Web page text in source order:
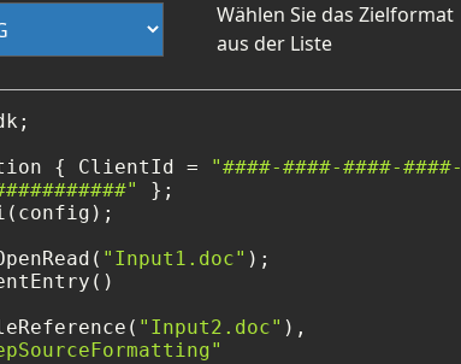
Wählen Sie das Zielformat
aus der Liste
{ ClientId = "####-####-####-
"Input1.doc"
"Input2.doc" ),